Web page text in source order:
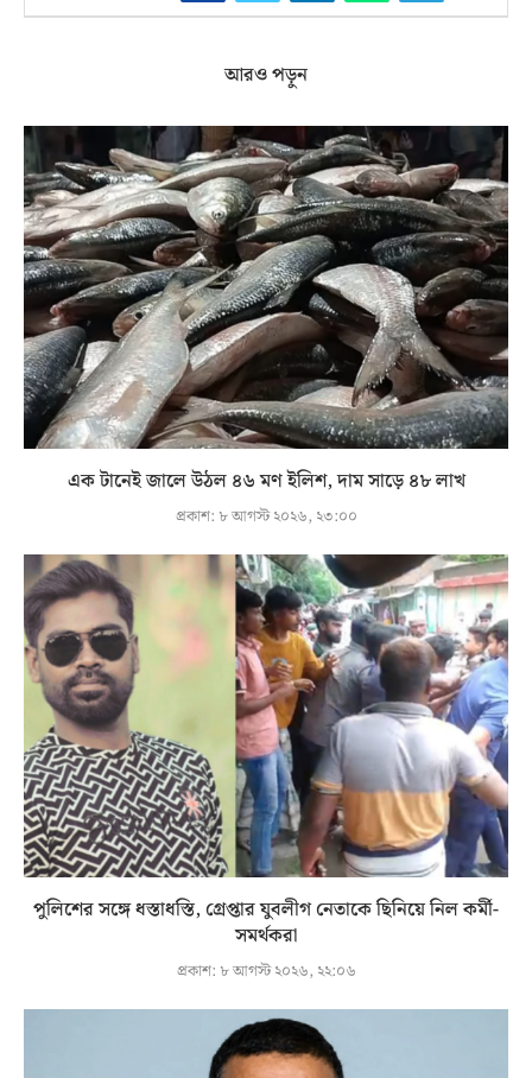
আরও পড়ুন
এক টানেই জালে উঠল ৪৬ মণ ইলিশ, দাম সাড়ে ৪৮ লাখ
প্রকাশ: ৮ আগস্ট ২০২৬, ২৩:০০
পুলিশের সঙ্গে ধস্তাধস্তি, গ্রেপ্তার যুবলীগ নেতাকে ছিনিয়ে নিল কর্মী-
সমর্থকরা
প্রকাশ: ৮ আগস্ট ২০২৬, ২২:০৬